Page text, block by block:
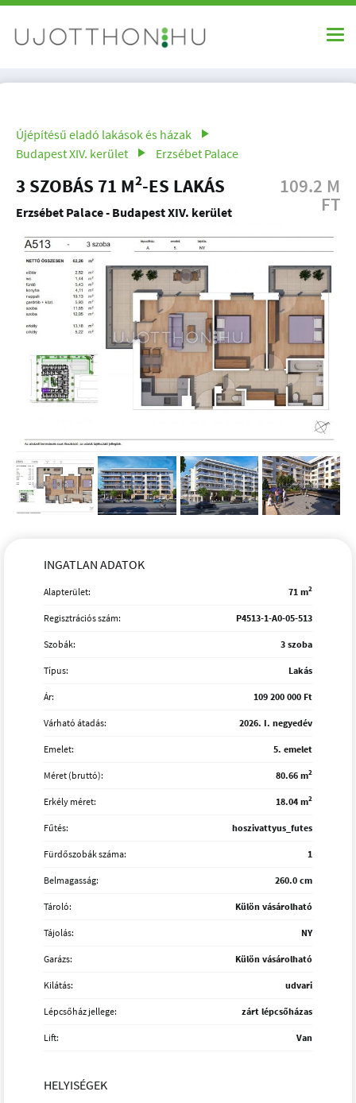
Újépítésű eladó lakások és házak
Budapest XIV. kerület
Erzsébet Palace
3 SZOBÁS 71 M2-ES LAKÁS
Erzsébet Palace - Budapest XIV. kerület
109.2 M
FT
INGATLAN ADATOK
Alapterület: 71 m2
Regisztrációs szám: P4513-1-A0-05-513
Szobák: 3 szoba
Típus: Lakás
Ár: 109 200 000 Ft
Várható átadás: 2026. I. negyedév
Emelet: 5. emelet
Méret (bruttó): 80.66 m2
Erkély méret: 18.04 m2
Fűtés: hoszivattyus_futes
Fürdőszobák száma: 1
Belmagasság: 260.0 cm
Tároló: Külön vásárolható
Tájolás: NY
Garázs: Külön vásárolható
Kilátás: udvari
Lépcsőház jellege: zárt lépcsőházas
Lift: Van
HELYISÉGEK